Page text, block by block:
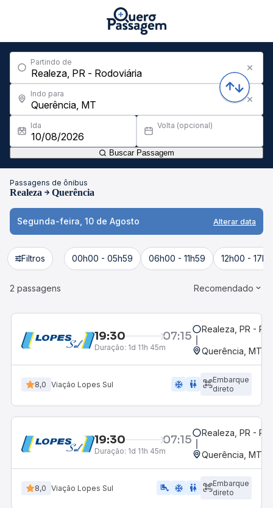
Partindo de
Indo para
Ida Volta (opcional)
Buscar Passagem
Passagens de ônibus
Realeza Querência
Segunda-feira, 10 de Agosto Alterar data
Filtros 00h00 - 05h59 06h00 - 11h59 12h00 -
2 passagens Recomendado
19:30 07:15
Duração: 1d 11h 45m
Realeza, PR -
Querência, MT
8,0 Viação Lopes Sul ac_unit wc
Embarque
direto
19:30 07:15
Duração: 1d 11h 45m
Realeza, PR -
Querência, MT
8,0 Viação Lopes Sul airline_seat_legroom_extra ac_unit wc
Embarque
direto